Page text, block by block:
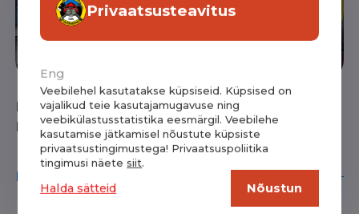
Privaatsusteavitus
Eng
Veebilehel kasutatakse küpsiseid. Küpsised on
vajalikud teie kasutajamugavuse ning
veebikülastusstatistika eesmärgil. Veebilehe
kasutamise jätkamisel nõustute küpsiste
privaatsustingimustega! Privaatsuspoliitika
tingimusi näete siit.
Halda sätteid Nõustun
Kersti Puusepp
Lapsevanem
Huvitavat lugemist